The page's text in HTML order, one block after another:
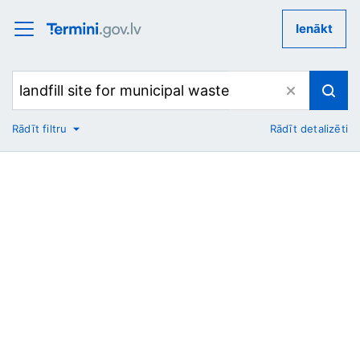
Ienākt
No
Rādīt filtru Rādīt detalizēti